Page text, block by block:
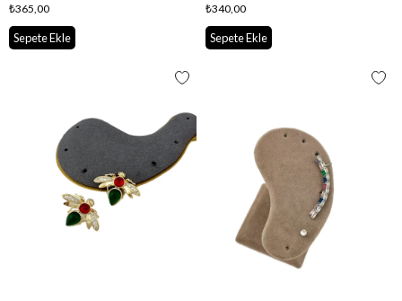
₺365,00
Sepete Ekle
₺340,00
Sepete Ekle